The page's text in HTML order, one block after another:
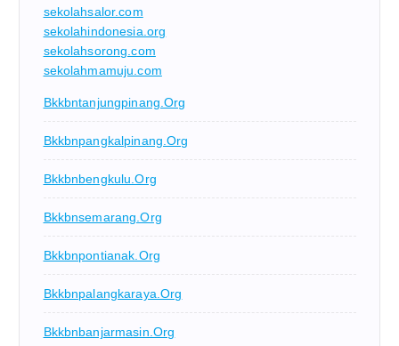
sekolahsalor.com
sekolahindonesia.org
sekolahsorong.com
sekolahmamuju.com
Bkkbntanjungpinang.org
Bkkbnpangkalpinang.org
Bkkbnbengkulu.org
Bkkbnsemarang.org
Bkkbnpontianak.org
Bkkbnpalangkaraya.org
Bkkbnbanjarmasin.org